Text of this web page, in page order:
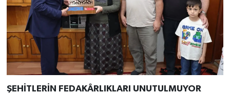
ŞEHİTLERİN FEDAKÂRLIKLARI UNUTULMUYOR